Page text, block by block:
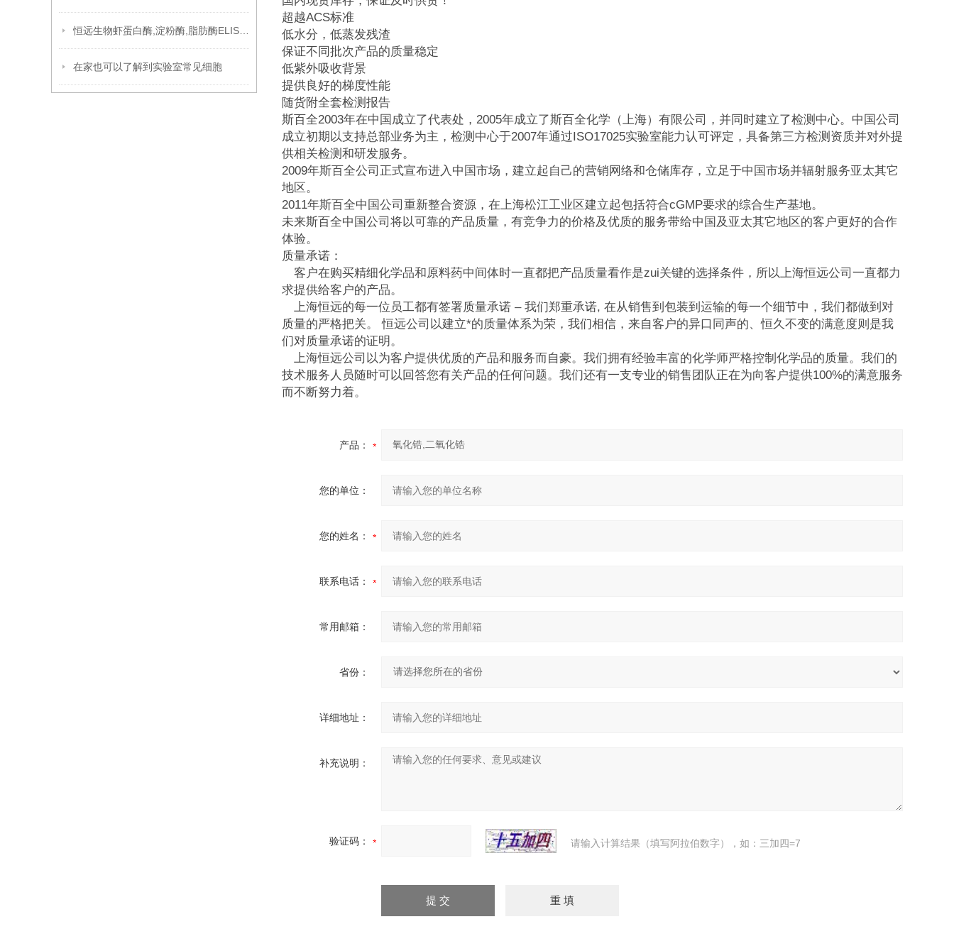
在家也可以了解到实验室常见细胞
超越ACS标准
低水分，低蒸发残渣
保证不同批次产品的质量稳定
低紫外吸收背景
提供良好的梯度性能
随货附全套检测报告
斯百全2003年在中国成立了代表处，2005年成立了斯百全化学（上海）有限公司，并同时建立了检测中心。中国公司
成立初期以支持总部业务为主，检测中心于2007年通过ISO17025实验室能力认可评定，具备第三方检测资质并对外提
供相关检测和研发服务。
2009年斯百全公司正式宣布进入中国市场，建立起自己的营销网络和仓储库存，立足于中国市场并辐射服务亚太其它
地区。
2011年斯百全中国公司重新整合资源，在上海松江工业区建立起包括符合cGMP要求的综合生产基地。
未来斯百全中国公司将以可靠的产品质量，有竞争力的价格及优质的服务带给中国及亚太其它地区的客户更好的合作
体验。
质量承诺：
客户在购买精细化学品和原料药中间体时一直都把产品质量看作是zui关键的选择条件，所以上海恒远公司一直都力
求提供给客户的产品。
上海恒远的每一位员工都有签署质量承诺 – 我们郑重承诺, 在从销售到包装到运输的每一个细节中，我们都做到对
质量的严格把关。 恒远公司以建立*的质量体系为荣，我们相信，来自客户的异口同声的、恒久不变的满意度则是我
们对质量承诺的证明。
上海恒远公司以为客户提供优质的产品和服务而自豪。我们拥有经验丰富的化学师严格控制化学品的质量。我们的
技术服务人员随时可以回答您有关产品的任何问题。我们还有一支专业的销售团队正在为向客户提供100%的满意服务
而不断努力着。
产品：
您的单位：
您的姓名：
联系电话：
常用邮箱：
省份：
详细地址：
补充说明：
验证码： 请输入计算结果（填写阿拉伯数字），如：三加四=7